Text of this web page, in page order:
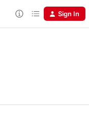
Sign In